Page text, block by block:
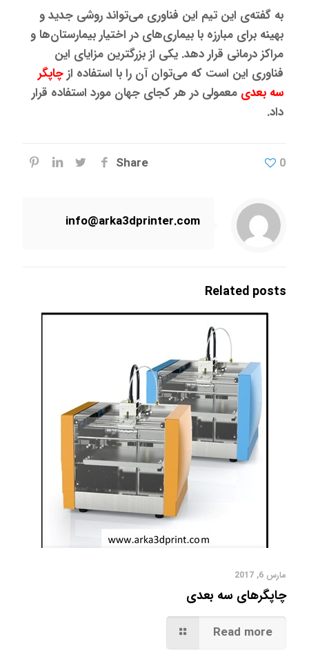
به گفته‌ی این تیم این فناوری می‌تواند روشی جدید و
بهینه برای مبارزه با بیماری‌های در اختیار بیمارستان‌ها و
مراکز درمانی قرار دهد. یکی از بزرگترین مزایای این
فناوری این است که می‌توان آن را با استفاده ازچاپگر
سه بعدی معمولی در هر کجای جهان مورد استفاده قرار
داد.
Share 0
info@arka3dprinter.com
Related posts
مارس 6, 2017
چاپگرهای سه بعدی
Read more